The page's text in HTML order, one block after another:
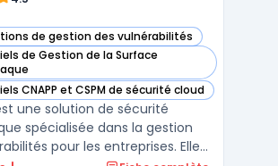
de gestion des vulnérabilités
dans cette catégorie
de Gestion de la Surface
dans cette catégorie
CNAPP et CSPM de sécurité cloud
dans cette catégorie
une solution de sécurité
spécialisée dans la gestion
pour les entreprises. Elle